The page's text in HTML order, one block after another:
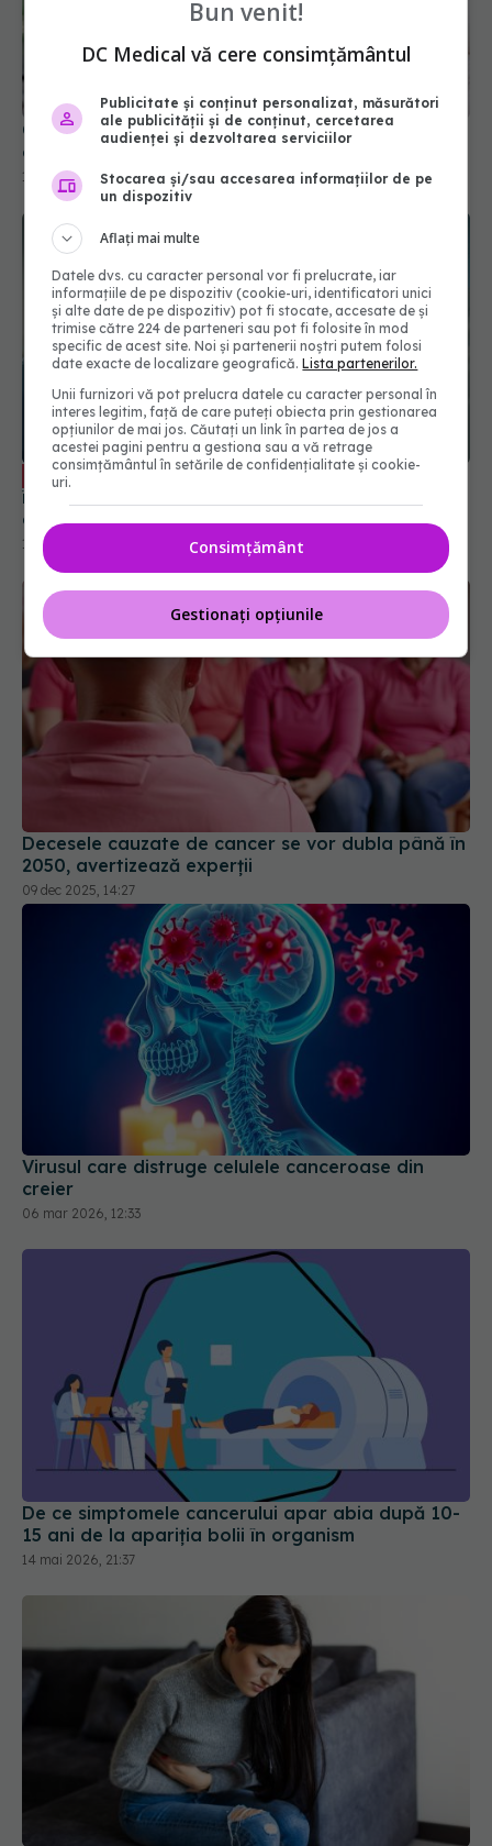
Câinii și capacitatea lor uimitoare de a detecta
cancerul
16 aug 2025, 11:30
EXCLUSIV Cum lucrează echipa multidisciplinară
în oncologie. Dr. Lucia Stănculeanu (SANADOR)
explică
18 sep 2025, 11:10
Decesele cauzate de cancer se vor dubla până în
2050, avertizează experții
09 dec 2025, 14:27
Virusul care distruge celulele canceroase din
creier
06 mar 2026, 12:33
De ce simptomele cancerului apar abia după 10-
15 ani de la apariția bolii în organism
14 mai 2026, 21:37
Bun venit!
DC Medical vă cere consimțământul
Publicitate și conținut personalizat, măsurători
ale publicității și de conținut, cercetarea
audienței și dezvoltarea serviciilor
Stocarea și/sau accesarea informațiilor de pe
un dispozitiv
Aflați mai multe
Datele dvs. cu caracter personal vor fi prelucrate, iar
informațiile de pe dispozitiv (cookie-uri, identificatori unici
și alte date de pe dispozitiv) pot fi stocate, accesate de și
trimise către 224 de parteneri sau pot fi folosite în mod
specific de acest site. Noi și partenerii noștri putem folosi
date exacte de localizare geografică.Lista partenerilor.
Unii furnizori vă pot prelucra datele cu caracter personal în
interes legitim, față de care puteți obiecta prin gestionarea
opțiunilor de mai jos. Căutați un link în partea de jos a
acestei pagini pentru a gestiona sau a vă retrage
consimțământul în setările de confidențialitate și cookie-
uri.
Consimțământ
Gestionați opțiunile